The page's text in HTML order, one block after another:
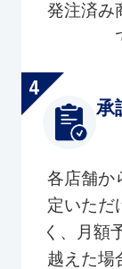
発注済み
承
各店舗か
定いただ
く、月額
越えた場